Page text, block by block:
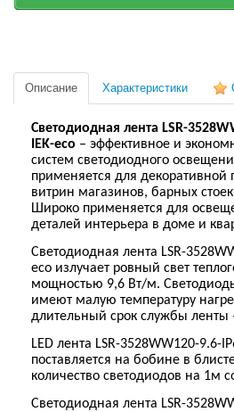
Описание Характеристики
Светодиодная лента LSR-
IEK-eco – эффективное и
систем светодиодного
применяется для декоративной
витрин магазинов, барных
Широко применяется для
деталей интерьера в доме и
Светодиодная лента LSR-
eco излучает ровный свет
мощностью 9,6 Вт/м.
имеют малую температуру
длительный срок службы ленты
LED лента LSR-3528WW120-9.6-
поставляется на бобине в
количество светодиодов на 1м
Светодиодная лента LSR-